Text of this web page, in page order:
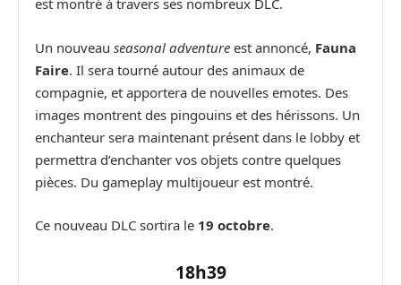
est montré à travers ses nombreux DLC.
Un nouveau seasonal adventure est annoncé, Fauna
Faire. Il sera tourné autour des animaux de
compagnie, et apportera de nouvelles emotes. Des
images montrent des pingouins et des hérissons. Un
enchanteur sera maintenant présent dans le lobby et
permettra d’enchanter vos objets contre quelques
pièces. Du gameplay multijoueur est montré.
Ce nouveau DLC sortira le 19 octobre.
18h39